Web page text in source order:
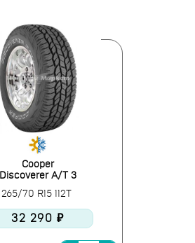
Cooper
Discoverer A/T 3
265/70 R15 112T
32 290 ₽